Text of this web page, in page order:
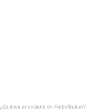
¿Quieres anunciarte en FutbolBalear?